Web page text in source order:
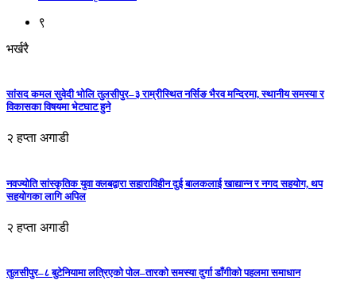
९
भर्खरै
सांसद कमल सुवेदी भोलि तुलसीपुर–३ राम्रीस्थित नर्सिङ भैरव मन्दिरमा, स्थानीय समस्या र
विकासका विषयमा भेटघाट हुने
२ हप्ता अगाडी
नवज्योति सांस्कृतिक युवा क्लबद्वारा सहाराविहीन दुई बालकलाई खाद्यान्न र नगद सहयोग, थप
सहयोगका लागि अपिल
२ हप्ता अगाडी
तुलसीपुर–८ बुटेनियामा लत्रिएको पोल–तारको समस्या दुर्गा डाँगीको पहलमा समाधान